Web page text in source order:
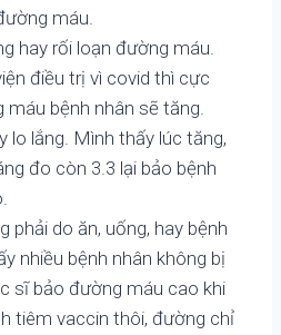
máu.
hay rối loạn đường máu.
điều trị vì covid thì cực
bệnh nhân sẽ tăng.
lo lắng. Mình thấy lúc tăng,
đo còn 3.3 lại bảo bệnh
phải do ăn, uống, hay bệnh
nhiều bệnh nhân không bị
sĩ bảo đường máu cao khi
tiêm vaccin thôi, đường chỉ